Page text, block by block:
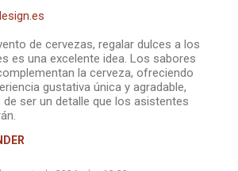
de cervezas, regalar dulces a los
es una excelente idea. Los sabores
la cerveza, ofreciendo
gustativa única y agradable,
de ser un detalle que los asistentes